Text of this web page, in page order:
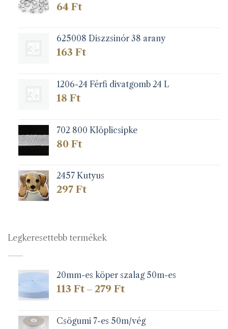
64 Ft
625008 Diszzsinór 38 arany
163 Ft
1206-24 Férfi divatgomb 24 L
18 Ft
702 800 Klöplicsipke
80 Ft
2457 Kutyus
297 Ft
Legkeresettebb termékek
20mm-es köper szalag 50m-es
113 Ft – 279 FtÁrtartomány:
279 Ft
Csögumi 7-es 50m/vég